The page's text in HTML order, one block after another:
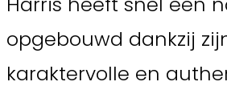
opgebouwd dankzij
karaktervolle en